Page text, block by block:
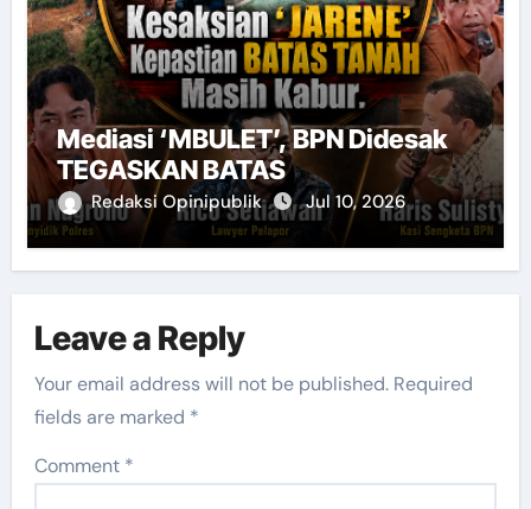
Mediasi ‘MBULET’, BPN Didesak
TEGASKAN BATAS
Redaksi Opinipublik Jul 10, 2026
Leave a Reply
Your email address will not be published. Required
fields are marked *
Comment *